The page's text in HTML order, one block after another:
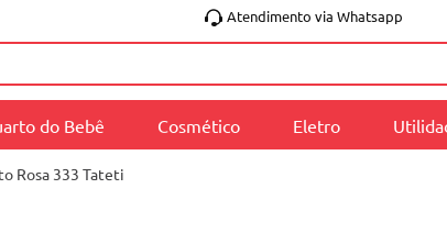
Atendimento via Whatsapp
do Bebê Cosmético Eletro
Rosa 333 Tateti